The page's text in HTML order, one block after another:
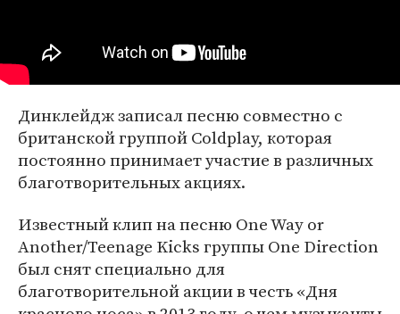
Динклейдж записал песню совместно с
британской группой Coldplay, которая
постоянно принимает участие в различных
благотворительных акциях.
Известный клип на песню One Way or
Another/Teenage Kicks группы One Direction
был снят специально для
благотворительной акции в честь «Дня